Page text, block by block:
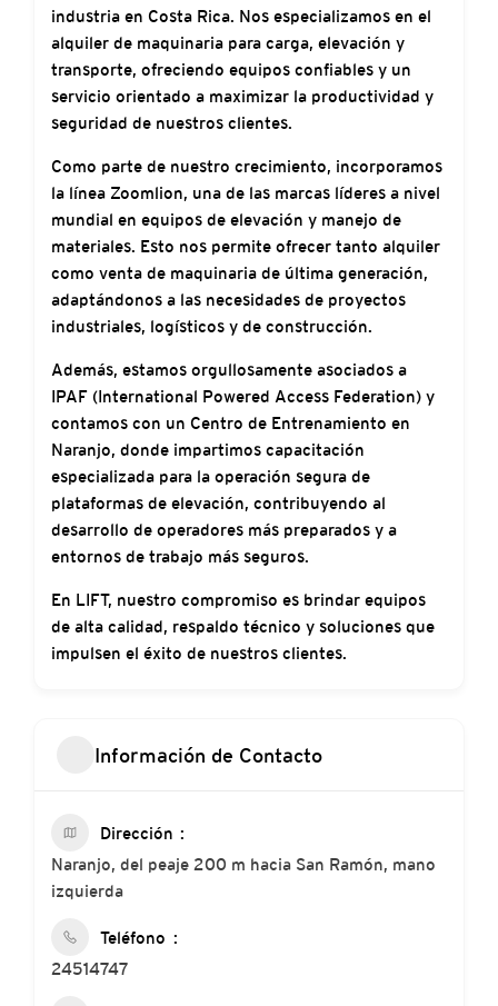
industria en Costa Rica. Nos especializamos en el
alquiler de maquinaria para carga, elevación y
transporte, ofreciendo equipos confiables y un
servicio orientado a maximizar la productividad y
seguridad de nuestros clientes.
Como parte de nuestro crecimiento, incorporamos
la línea Zoomlion, una de las marcas líderes a nivel
mundial en equipos de elevación y manejo de
materiales. Esto nos permite ofrecer tanto alquiler
como venta de maquinaria de última generación,
adaptándonos a las necesidades de proyectos
industriales, logísticos y de construcción.
Además, estamos orgullosamente asociados a
IPAF (International Powered Access Federation) y
contamos con un Centro de Entrenamiento en
Naranjo, donde impartimos capacitación
especializada para la operación segura de
plataformas de elevación, contribuyendo al
desarrollo de operadores más preparados y a
entornos de trabajo más seguros.
En LIFT, nuestro compromiso es brindar equipos
de alta calidad, respaldo técnico y soluciones que
impulsen el éxito de nuestros clientes.
Información de Contacto
Dirección
Naranjo, del peaje 200 m hacia San Ramón, mano
izquierda
Teléfono
24514747